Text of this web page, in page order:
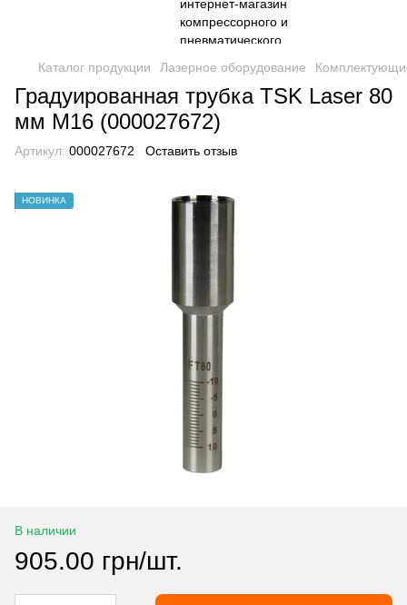
Каталог продукции Лазерное оборудование
Градуированная трубка TSK Laser 80
мм M16 (000027672)
Артикул: 000027672 Оставить отзыв
НОВИНКА
В наличии
905.00 грн/шт.